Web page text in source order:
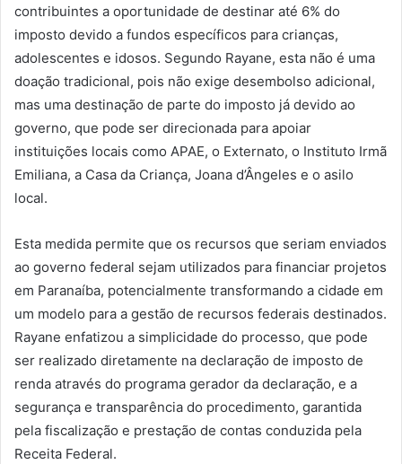
contribuintes a oportunidade de destinar até 6% do
imposto devido a fundos específicos para crianças,
adolescentes e idosos. Segundo Rayane, esta não é uma
doação tradicional, pois não exige desembolso adicional,
mas uma destinação de parte do imposto já devido ao
governo, que pode ser direcionada para apoiar
instituições locais como APAE, o Externato, o Instituto Irmã
Emiliana, a Casa da Criança, Joana d’Ângeles e o asilo
local.
Esta medida permite que os recursos que seriam enviados
ao governo federal sejam utilizados para financiar projetos
em Paranaíba, potencialmente transformando a cidade em
um modelo para a gestão de recursos federais destinados.
Rayane enfatizou a simplicidade do processo, que pode
ser realizado diretamente na declaração de imposto de
renda através do programa gerador da declaração, e a
segurança e transparência do procedimento, garantida
pela fiscalização e prestação de contas conduzida pela
Receita Federal.